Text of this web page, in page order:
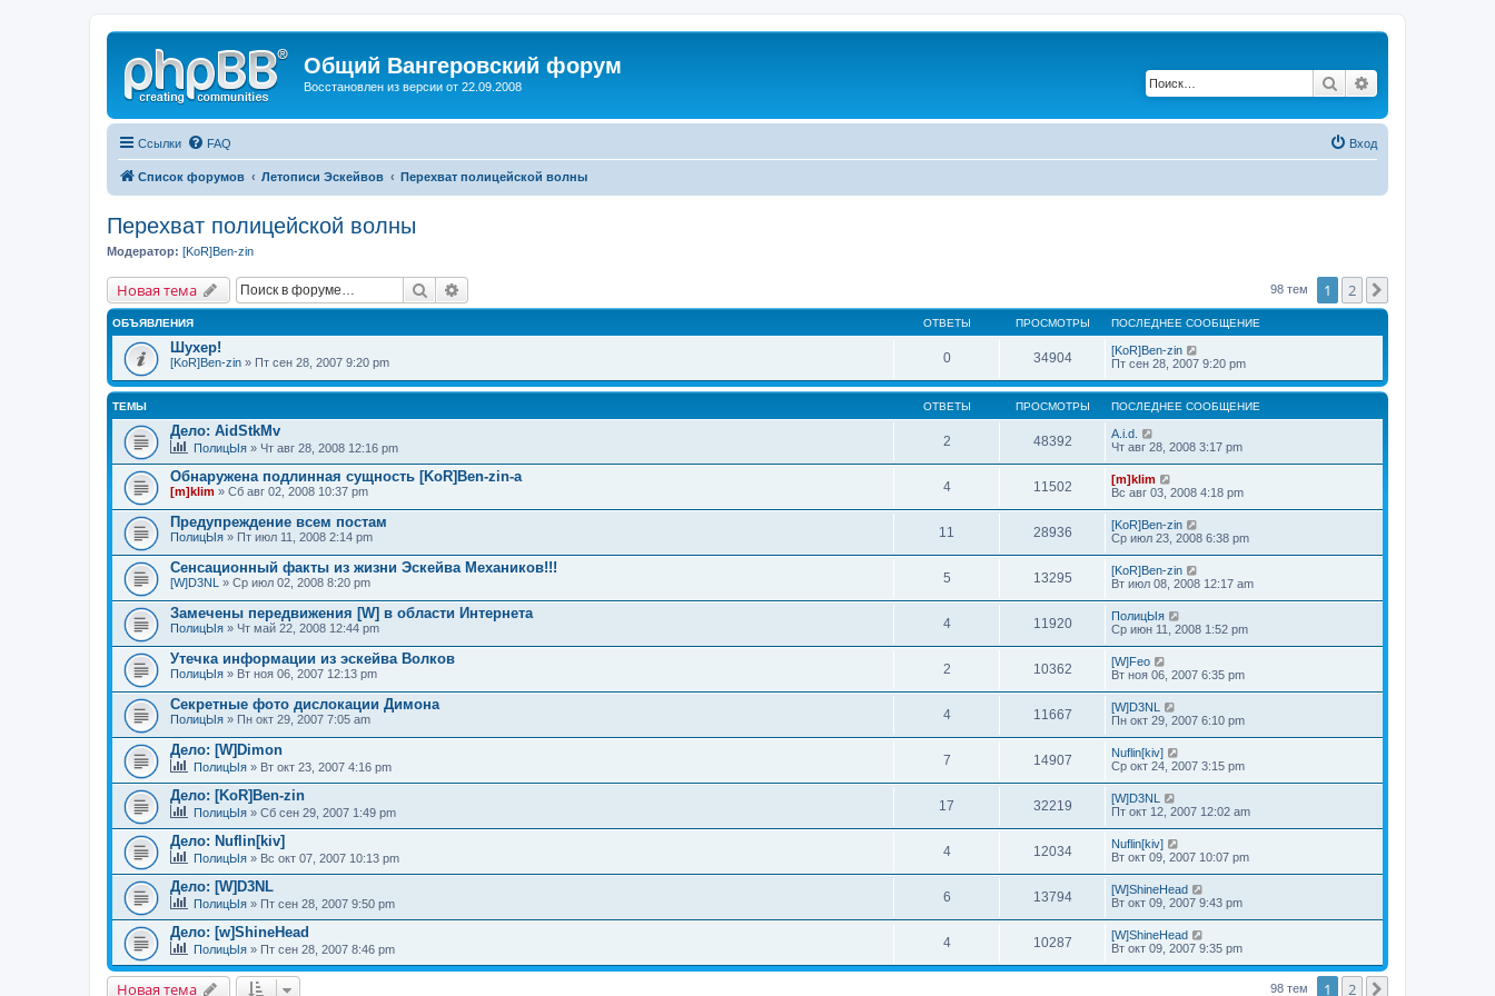
Общий Вангеровский форум
Восстановлен из версии от 22.09.2008 Поиск
Ссылки FAQ Вход
Список форумов Летописи Эскейвов Перехват полицейской волны
Перехват полицейской волны
Модератор: [KoR]Ben-zin
Новая тема Поиск 98 тем 1 2
ОБЪЯВЛЕНИЯ ОТВЕТЫ ПРОСМОТРЫ ПОСЛЕДНЕЕ СООБЩЕНИЕ
Шухер!
[KoR]Ben-zin » Пт сен 28, 2007 9:20 pm 0 34904
[KoR]Ben-zin
Пт сен 28, 2007 9:20 pm
ТЕМЫ ОТВЕТЫ ПРОСМОТРЫ ПОСЛЕДНЕЕ СООБЩЕНИЕ
Дело: AidStkMv
ПолицЫя » Чт авг 28, 2008 12:16 pm 2 48392
A.i.d.
Чт авг 28, 2008 3:17 pm
Обнаружена подлинная сущность [KoR]Ben-zin-а
[m]klim » Сб авг 02, 2008 10:37 pm 4 11502
[m]klim
Вс авг 03, 2008 4:18 pm
Предупреждение всем постам
ПолицЫя » Пт июл 11, 2008 2:14 pm 11 28936
[KoR]Ben-zin
Ср июл 23, 2008 6:38 pm
Сенсационный факты из жизни Эскейва Механиков!!!
[W]D3NL » Ср июл 02, 2008 8:20 pm 5 13295
[KoR]Ben-zin
Вт июл 08, 2008 12:17 am
Замечены передвижения [W] в области Интернета
ПолицЫя » Чт май 22, 2008 12:44 pm 4 11920
ПолицЫя
Ср июн 11, 2008 1:52 pm
Утечка информации из эскейва Волков
ПолицЫя » Вт ноя 06, 2007 12:13 pm 2 10362
[W]Feo
Вт ноя 06, 2007 6:35 pm
Секретные фото дислокации Димона
ПолицЫя » Пн окт 29, 2007 7:05 am 4 11667
[W]D3NL
Пн окт 29, 2007 6:10 pm
Дело: [W]Dimon
ПолицЫя » Вт окт 23, 2007 4:16 pm 7 14907
Nuflin[kiv]
Ср окт 24, 2007 3:15 pm
Дело: [KoR]Ben-zin
ПолицЫя » Сб сен 29, 2007 1:49 pm 17 32219
[W]D3NL
Пт окт 12, 2007 12:02 am
Дело: Nuflin[kiv]
ПолицЫя » Вс окт 07, 2007 10:13 pm 4 12034
Nuflin[kiv]
Вт окт 09, 2007 10:07 pm
Дело: [W]D3NL
ПолицЫя » Пт сен 28, 2007 9:50 pm 6 13794
[W]ShineHead
Вт окт 09, 2007 9:43 pm
Дело: [w]ShineHead
ПолицЫя » Пт сен 28, 2007 8:46 pm 4 10287
[W]ShineHead
Вт окт 09, 2007 9:35 pm
Новая тема 98 тем 1 2